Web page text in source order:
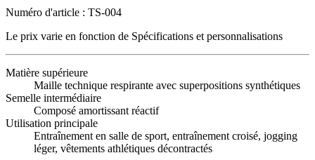
Numéro d'article : TS-004
Le prix varie en fonction de Spécifications et personnalisations
Matière supérieure
Maille technique respirante avec superpositions synthétiques
Semelle intermédiaire
Composé amortissant réactif
Utilisation principale
Entraînement en salle de sport, entraînement croisé, jogging
léger, vêtements athlétiques décontractés